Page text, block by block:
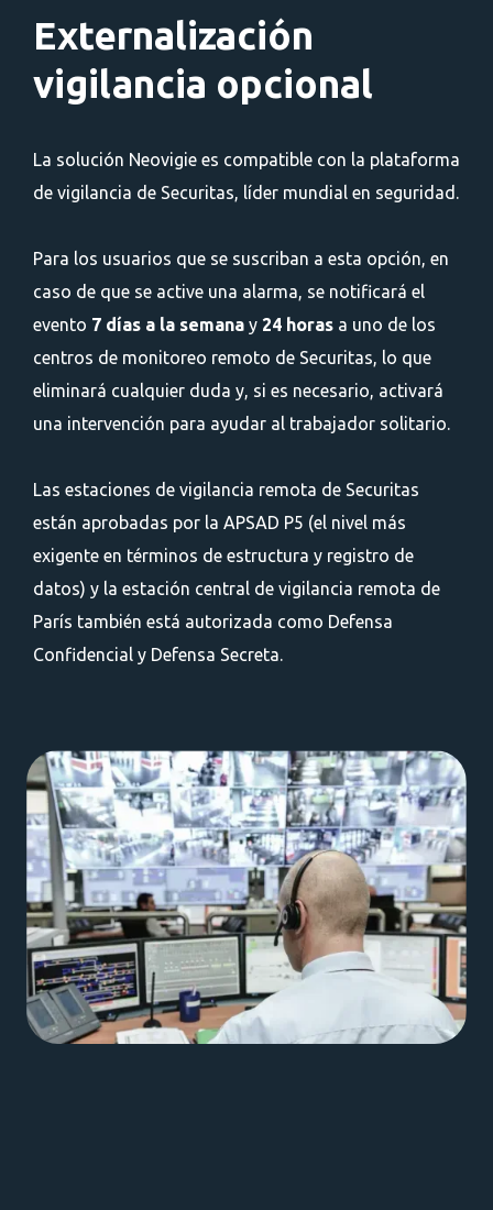
Externalización
vigilancia opcional
La solución Neovigie es compatible con la plataforma
de vigilancia de Securitas, líder mundial en seguridad.
Para los usuarios que se suscriban a esta opción, en
caso de que se active una alarma, se notificará el
evento 7 días a la semana y 24 horas a uno de los
centros de monitoreo remoto de Securitas, lo que
eliminará cualquier duda y, si es necesario, activará
una intervención para ayudar al trabajador solitario.
Las estaciones de vigilancia remota de Securitas
están aprobadas por la APSAD P5 (el nivel más
exigente en términos de estructura y registro de
datos) y la estación central de vigilancia remota de
París también está autorizada como Defensa
Confidencial y Defensa Secreta.